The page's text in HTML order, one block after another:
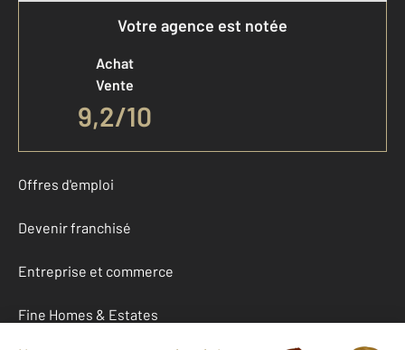
Votre agence est notée
Achat
Vente
9,2/10
Offres d'emploi
Devenir franchisé
Entreprise et commerce
Fine Homes & Estates